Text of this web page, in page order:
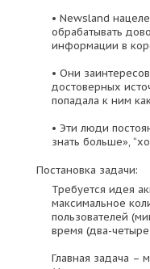
• Newsland
обрабатывать
информации в
• Они
достоверных
попадала к ним
• Эти люди
знать больше»,
Постановка задачи:
Требуется идея
максимальное
пользователей
время (два-
Главная задача –